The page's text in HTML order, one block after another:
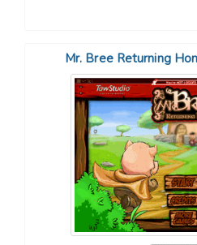
Mr. Bree Returning